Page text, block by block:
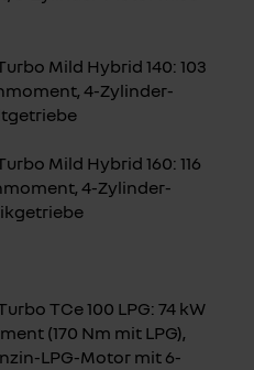
Mild Hybrid 140: 103
4-Zylinder-
Mild Hybrid 160: 116
4-Zylinder-
TCe 100 LPG: 74 kW
(170 Nm mit LPG),
LPG-Motor mit 6-